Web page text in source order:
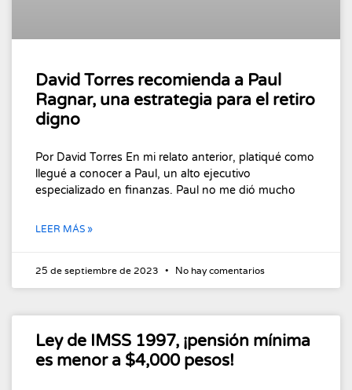
David Torres recomienda a Paul
Ragnar, una estrategia para el retiro
digno
Por David Torres En mi relato anterior, platiqué como
llegué a conocer a Paul, un alto ejecutivo
especializado en finanzas. Paul no me dió mucho
LEER MÁS »
25 de septiembre de 2023 No hay comentarios
Ley de IMSS 1997, ¡pensión mínima
es menor a $4,000 pesos!